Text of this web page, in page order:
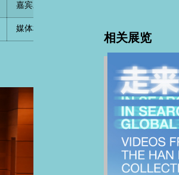
嘉宾对话
媒体和观众提问
相关展览